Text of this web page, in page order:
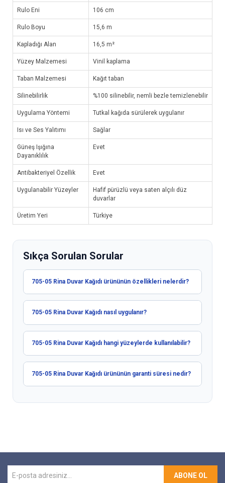
Rulo Eni 106 cm
Rulo Boyu 15,6 m
Kapladığı Alan 16,5 m²
Yüzey Malzemesi Vinil kaplama
Taban Malzemesi Kağıt taban
Silinebilirlik %100 silinebilir, nemli bezle temizlenebilir
Uygulama Yöntemi Tutkal kağıda sürülerek uygulanır
Isı ve Ses Yalıtımı Sağlar
Güneş Işığına
Dayanıklılık
Evet
Antibakteriyel Özellik Evet
Uygulanabilir Yüzeyler
Hafif pürüzlü veya saten alçılı düz
duvarlar
Üretim Yeri Türkiye
Sıkça Sorulan Sorular
705-05 Rina Duvar Kağıdı ürününün özellikleri nelerdir?
705-05 Rina Duvar Kağıdı nasıl uygulanır?
705-05 Rina Duvar Kağıdı hangi yüzeylerde kullanılabilir?
705-05 Rina Duvar Kağıdı ürününün garanti süresi nedir?
ABONE OL